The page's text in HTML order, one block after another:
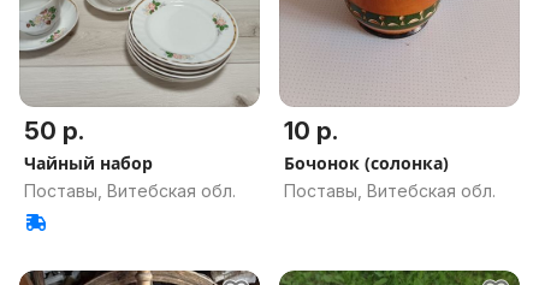
50 р.
Чайный набор
Поставы, Витебская обл.
10 р.
Бочонок (солонка)
Поставы, Витебская обл.